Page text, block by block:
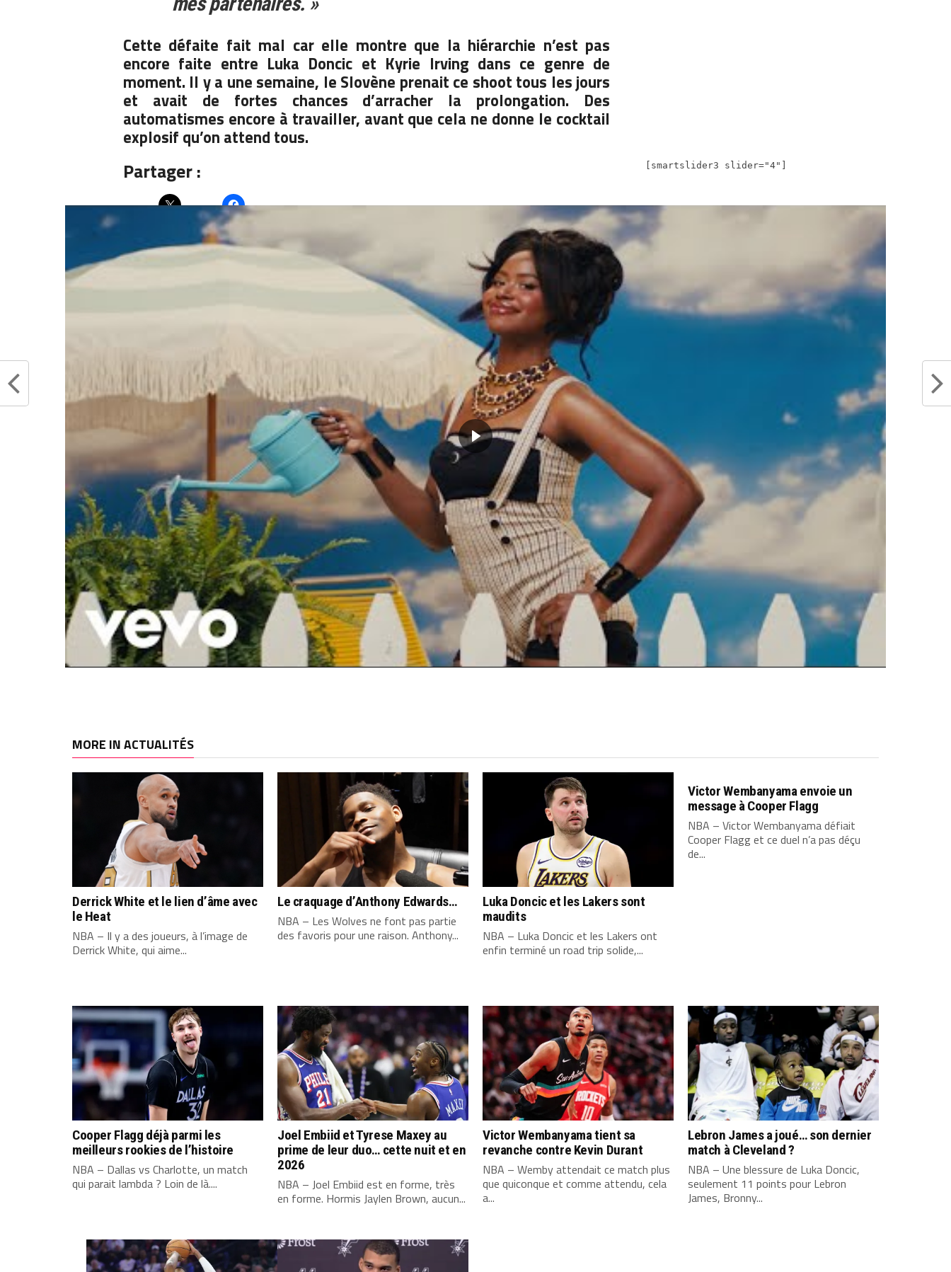
Cette défaite fait mal car elle montre que la hiérarchie n’est pas
encore faite entre Luka Doncic et Kyrie Irving dans ce genre de
moment. Il y a une semaine, le Slovène prenait ce shoot tous les jours
et avait de fortes chances d’arracher la prolongation. Des
automatismes encore à travailler, avant que cela ne donne le cocktail
explosif qu’on attend tous.
Partager :
Luka Doncic et Kyrie Irving envoient
les Dallas Mavericks en finales NBA
mai 31, 2024
attitude de Kyrie Irving : « Il est né
pour ces situations. Il est né pour
les situations dans le money-
time »
mai 27, 2024
Dans "Actualités"
Luka Doncic braque les Wolves
pour le game 1 : le duo qu’il forme
avec Kyrie est au sommet de son
art
mai 23, 2024
Dans "Actualités"
RELATED TOPICS KYRIE IRVING MAVERICKS
CLICK TO COMMENT
[smartslider3 slider="4"]
MORE IN ACTUALITÉS
Derrick White et le lien d’âme avec
le Heat
NBA – Il y a des joueurs, à l’image de
Derrick White, qui aime...
Le craquage d’Anthony Edwards…
NBA – Les Wolves ne font pas partie
des favoris pour une raison. Anthony...
Luka Doncic et les Lakers sont
maudits
NBA – Luka Doncic et les Lakers ont
enfin terminé un road trip solide,...
Victor Wembanyama envoie un
message à Cooper Flagg
NBA – Victor Wembanyama défiait
Cooper Flagg et ce duel n’a pas déçu
de...
Cooper Flagg déjà parmi les
meilleurs rookies de l’histoire
NBA – Dallas vs Charlotte, un match
qui parait lambda ? Loin de là....
Joel Embiid et Tyrese Maxey au
prime de leur duo… cette nuit et en
2026
NBA – Joel Embiid est en forme, très
en forme. Hormis Jaylen Brown, aucun...
Victor Wembanyama tient sa
revanche contre Kevin Durant
NBA – Wemby attendait ce match plus
que quiconque et comme attendu, cela
a...
Lebron James a joué… son dernier
match à Cleveland ?
NBA – Une blessure de Luka Doncic,
seulement 11 points pour Lebron
James, Bronny...